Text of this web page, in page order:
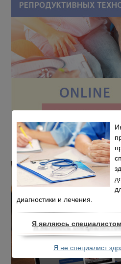
диагностики и лечения.
Я являюсь
Я не специалист